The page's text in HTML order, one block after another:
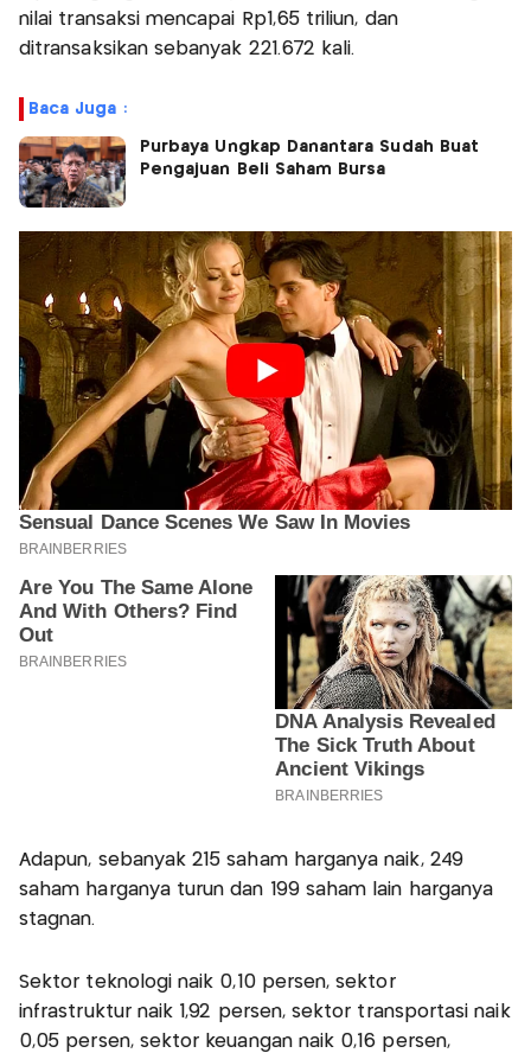
nilai transaksi mencapai Rp1,65 triliun, dan
ditransaksikan sebanyak 221.672 kali.
Baca Juga :
Purbaya Ungkap Danantara Sudah Buat
Pengajuan Beli Saham Bursa
Adapun, sebanyak 215 saham harganya naik, 249
saham harganya turun dan 199 saham lain harganya
stagnan.
Sektor teknologi naik 0,10 persen, sektor
infrastruktur naik 1,92 persen, sektor transportasi naik
0,05 persen, sektor keuangan naik 0,16 persen,